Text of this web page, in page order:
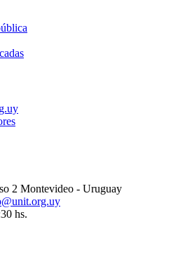
2 Montevideo - Uruguay
hs.